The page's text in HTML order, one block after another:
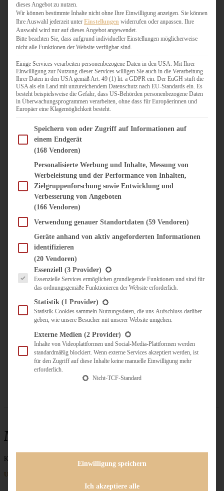
BURGER & SANDWICHES
FIX AUF DEM TISCH
FLEISCH & FISCH
GRILLEN / BARBECUE
HERZHAFTES BACKEN
ONE-POT-GERICHTE
PASTA & NUDELGERICHTE
PIZZA, TARTES & QUICHES
REIS & RISOTTO
SALATE & SNACKS
SUPPENKASPEREIEN
VORSPEISEN
SÜSS & HERZHAFT
BROTAUFSTRICH
DIPS, SAUCEN, CHUTNEYS
KÜCHENGESCHENKE
UNTERWEGS
KULINARISCH UNTERWEGS
ÜBER MICH
ZUSAMMENARBEIT
Marzipan
Keine Beiträge gefunden
Unternehmen
dieses Angebot zu nutzen.
Wir können bestimmte Inhalte nicht ohne Ihre Einwilligung anzeigen. Sie können
Ihre Auswahl jederzeit unter Einstellungen widerrufen oder anpassen. Ihre
Auswahl wird nur auf dieses Angebot angewendet.
Bitte beachten Sie, dass aufgrund individueller Einstellungen möglicherweise
nicht alle Funktionen der Website verfügbar sind.
Einige Services verarbeiten personenbezogene Daten in den USA. Mit Ihrer
Einwilligung zur Nutzung dieser Services willigen Sie auch in die Verarbeitung
Ihrer Daten in den USA gemäß Art. 49 (1) lit. a GDPR ein. Der EuGH stuft die
USA als ein Land mit unzureichendem Datenschutz nach EU-Standards ein. Es
besteht beispielsweise die Gefahr, dass US-Behörden personenbezogene Daten
in Überwachungsprogrammen verarbeiten, ohne dass für Europäerinnen und
Europäer eine Klagemöglichkeit besteht.
Im Folgenden finden Sie eine Liste der Zwecke des IAB Transparency and Consent
Speichern von oder Zugriff auf Informationen auf
einem Endgerät
(168 Vendoren)
Personalisierte Werbung und Inhalte, Messung von
Werbeleistung und der Performance von Inhalten,
Zielgruppenforschung sowie Entwicklung und
Verbesserung von Angeboten
(166 Vendoren)
Verwendung genauer Standortdaten (59 Vendoren)
Geräte anhand von aktiv angeforderten Informationen
identifizieren
(20 Vendoren)
Es folgt eine Liste der Service-Gruppen, für die eine Einwilligung erteilt werden
Essenziell (3 Provider)
Essenzielle Services ermöglichen grundlegende Funktionen und sind für
das ordnungsgemäße Funktionieren der Website erforderlich.
Statistik (1 Provider)
Statistik-Cookies sammeln Nutzungsdaten, die uns Aufschluss darüber
geben, wie unsere Besucher mit unserer Website umgehen.
Externe Medien (2 Provider)
Inhalte von Videoplattformen und Social-Media-Plattformen werden
standardmäßig blockiert. Wenn externe Services akzeptiert werden, ist
für den Zugriff auf diese Inhalte keine manuelle Einwilligung mehr
erforderlich.
Nicht-TCF-Standard
Einwilligung speichern
Ich akzeptiere alle